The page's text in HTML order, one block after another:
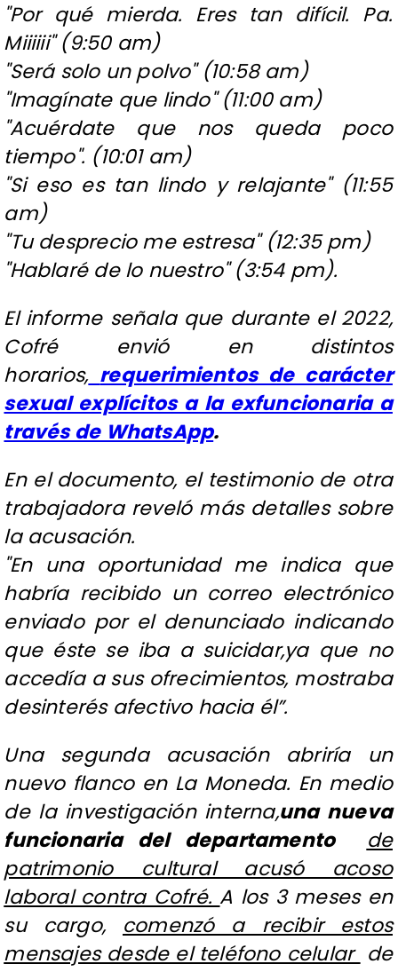
"Por qué mierda. Eres tan difícil. Pa.
Miiiiii" (9:50 am)
"Será solo un polvo" (10:58 am)
"Imagínate que lindo" (11:00 am)
"Acuérdate que nos queda poco
tiempo". (10:01 am)
"Si eso es tan lindo y relajante" (11:55
am)
"Tu desprecio me estresa" (12:35 pm)
"Hablaré de lo nuestro" (3:54 pm).
El informe señala que durante el 2022,
Cofré envió en distintos
horarios, requerimientos de carácter
sexual explícitos a la exfuncionaria a
través de WhatsApp.
En el documento, el testimonio de otra
trabajadora reveló más detalles sobre
la acusación.
"En una oportunidad me indica que
habría recibido un correo electrónico
enviado por el denunciado indicando
que éste se iba a suicidar,ya que no
accedía a sus ofrecimientos, mostraba
desinterés afectivo hacia él”.
Una segunda acusación abriría un
nuevo flanco en La Moneda. En medio
de la investigación interna,una nueva
funcionaria del departamento
de
patrimonio cultural acusó acoso
laboral contra Cofré. A los 3 meses en
su cargo, comenzó a recibir estos
mensajes desde el teléfono celular de